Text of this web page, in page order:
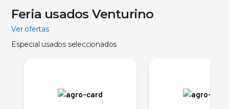
Feria usados Venturino
Ver ofertas
Especial usados seleccionados